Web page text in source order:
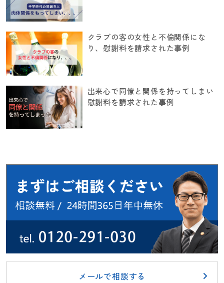
クラブの客の女性と不倫関係にな
り、慰謝料を請求された事例
出来心で同僚と関係を持ってしまい
慰謝料を請求された事例
メールで相談する